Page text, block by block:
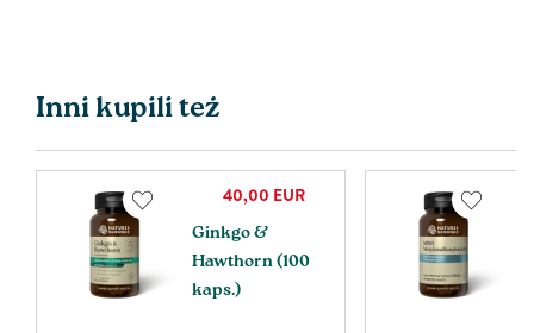
Inni kupili też
40,00 EUR
Ginkgo &
Hawthorn (100
kaps.)